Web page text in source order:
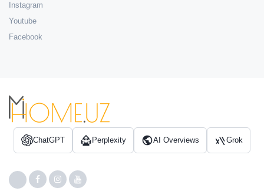
Instagram
Youtube
Facebook
ChatGPT Perplexity AI Overviews Grok